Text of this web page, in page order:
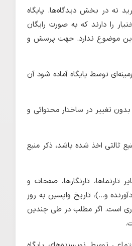
نه در بخش دیدگاه‌ها. پایگاه
را دارند که به صورت رایگان
این موضوع ندارد. جهت پرسش و
توسط پایگاه آماده شود آن
بدون تغییر در ساختار محتوائی و
ثالثی اخذ شده باشد، ذکر منبع
تارنگارها، صفحات و
و…)، تاریخ واپسین به روز
است. اگر مطلب در طی چندین